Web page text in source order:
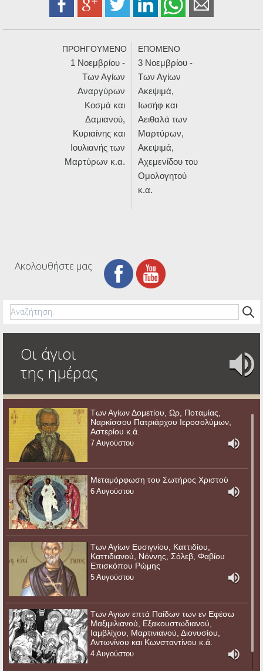
ΠΡΟΗΓΟΥΜΕΝΟ
1 Νοεμβρίου -
Των Αγίων
Αναργύρων
Κοσμά και
Δαμιανού,
Κυριαίνης και
Ιουλιανής των
Μαρτύρων κ.α.
ΕΠΟΜΕΝΟ
3 Νοεμβρίου -
Των Αγίων
Ακεψιμά,
Ιωσήφ και
Αειθαλά των
Μαρτύρων,
Ακεψιμά,
Αχεμενίδου του
Ομολογητού
κ.α.
Ακολουθήστε μας
Οι άγιοι
της ημέρας
Των Αγίων Δομετίου, Ωρ, Ποταμίας,
Ναρκίσσου Πατριάρχου Ιεροσολύμων,
Αστερίου κ.ά.
7 Αυγούστου
Μεταμόρφωση του Σωτήρος Χριστού
6 Αυγούστου
Των Αγίων Ευσιγνίου, Καττιδίου,
Καττιδιανού, Νόννης, Σόλεβ, Φαβίου
Επισκόπου Ρώμης
5 Αυγούστου
Των Αγιων επτά Παίδων των εν Εφέσω
Μαξιμιλιανού, Εξακουστωδιανού,
Ιαμβλίχου, Μαρτινιανού, Διονυσίου,
Αντωνίνου και Κωνσταντίνου κ.ά.
4 Αυγούστου